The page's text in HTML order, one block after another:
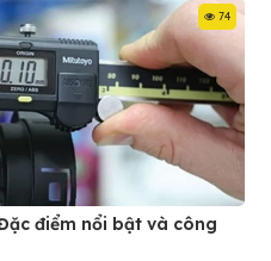
74
điểm nổi bật và công